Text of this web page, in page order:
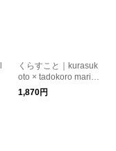
くらすこと｜kurasuk
oto × tadokoro mariko
ハンカチ
1,870円